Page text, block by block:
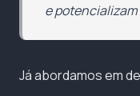
e
Já abordamos em